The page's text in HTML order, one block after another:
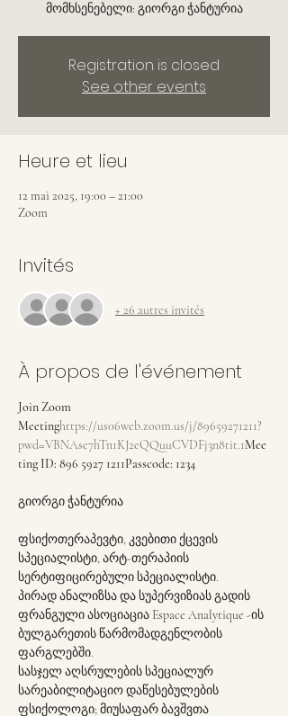
მომხსენებელი: გიორგი ჭანტურია
Registration is closed
See other events
Heure et lieu
12 mai 2025, 19:00 – 21:00
Zoom
Invités
+ 26 autres invités
À propos de l'événement
Join Zoom
Meetinghttps://us06web.zoom.us/j/89659271211?
pwd=VBNAse7hTn1KJ2eQQuuCVDFj3n8tit.1Mee
ting ID: 896 5927 1211Passcode: 1234
ფსიქოთერაპევტი, კვებითი ქცევის
სპეციალისტი, არტ-თერაპიის
სერტიფიცირებული სპეციალისტი.
პირად ანალიზსა და სუპერვიზიას გადის
ფრანგული ასოციაცია Espace Analytique -ის
ბულგარეთის წარმომადგენლობის
ფარგლებში.
სასჯელ აღსრულების სპეციალურ
სარეაბილიტაციო დაწესებულების
ფსიქოლოგი; მიუსაფარ ბავშვთა